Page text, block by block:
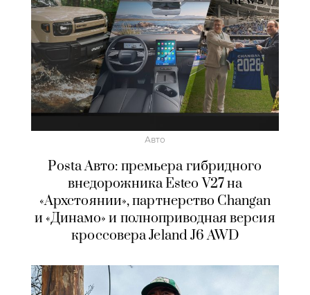
Авто
Posta Авто: премьера гибридного
внедорожника Esteo V27 на
«Архстоянии», партнерство Changan
и «Динамо» и полноприводная версия
кроссовера Jeland J6 AWD